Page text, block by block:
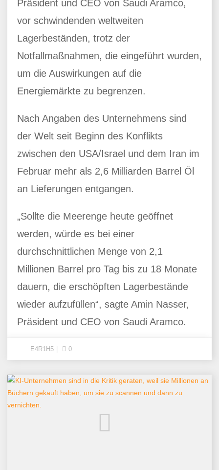
Präsident und CEO von Saudi Aramco,
vor schwindenden weltweiten
Lagerbeständen, trotz der
Notfallmaßnahmen, die eingeführt wurden,
um die Auswirkungen auf die
Energiemärkte zu begrenzen.
Nach Angaben des Unternehmens sind
der Welt seit Beginn des Konflikts
zwischen den USA/Israel und dem Iran im
Februar mehr als 2,6 Milliarden Barrel Öl
an Lieferungen entgangen.
„Sollte die Meerenge heute geöffnet
werden, würde es bei einer
durchschnittlichen Menge von 2,1
Millionen Barrel pro Tag bis zu 18 Monate
dauern, die erschöpften Lagerbestände
wieder aufzufüllen“, sagte Amin Nasser,
Präsident und CEO von Saudi Aramco.
E4R1H5 0